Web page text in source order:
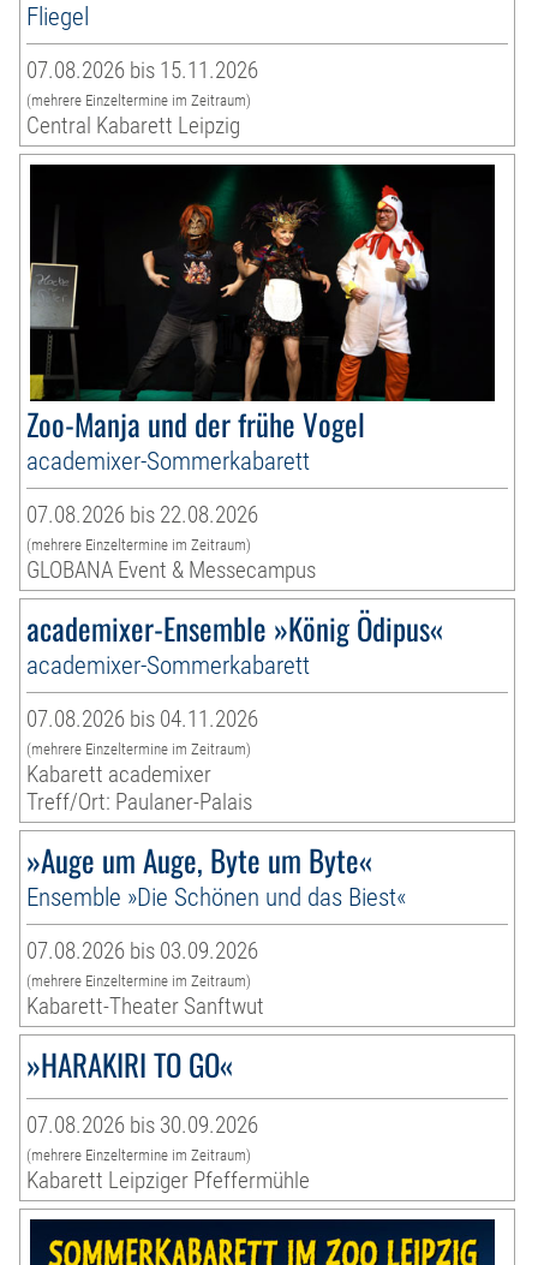
Fliegel
07.08.2026 bis 15.11.2026
(mehrere Einzeltermine im Zeitraum)
Central Kabarett Leipzig
Zoo-Manja und der frühe Vogel
academixer-Sommerkabarett
07.08.2026 bis 22.08.2026
(mehrere Einzeltermine im Zeitraum)
GLOBANA Event & Messecampus
academixer-Ensemble »König Ödipus«
academixer-Sommerkabarett
07.08.2026 bis 04.11.2026
(mehrere Einzeltermine im Zeitraum)
Kabarett academixer
Treff/Ort: Paulaner-Palais
»Auge um Auge, Byte um Byte«
Ensemble »Die Schönen und das Biest«
07.08.2026 bis 03.09.2026
(mehrere Einzeltermine im Zeitraum)
Kabarett-Theater Sanftwut
»HARAKIRI TO GO«
07.08.2026 bis 30.09.2026
(mehrere Einzeltermine im Zeitraum)
Kabarett Leipziger Pfeffermühle